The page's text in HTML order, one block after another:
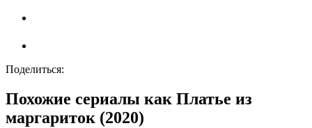
Поделиться:
Похожие сериалы как Платье из
маргариток (2020)